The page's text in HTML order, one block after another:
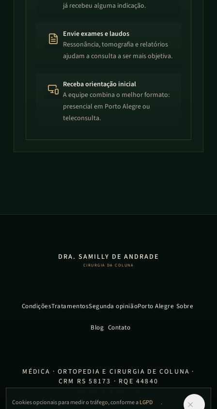
Cookies opcionais para medir o tráfego, conforme aLGPD .
já recebeu alguma indicação.
Envie exames e laudos
Ressonância, tomografia e relatórios
ajudam a consulta a ser mais objetiva.
Receba orientação inicial
A equipe combina o melhor formato:
presencial em Porto Alegre ou
teleconsulta.
DRA. SAMILLY DE ANDRADE
CIRURGIA DA COLUNA
CondiçõesTratamentosSegunda opiniãoPorto Alegre Sobre
Blog Contato
MÉDICA · ORTOPEDIA E CIRURGIA DE COLUNA ·
CRM RS 58173 · RQE 44840